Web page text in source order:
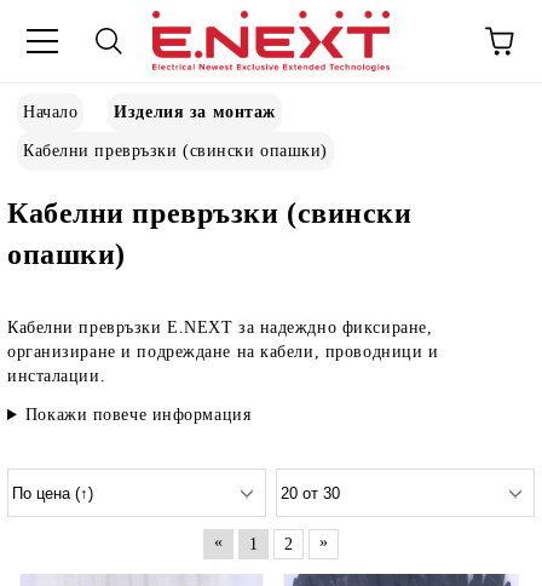
Начало Изделия за монтаж
Кабелни превръзки (свински опашки)
Кабелни превръзки (свински
опашки)
Кабелни превръзки E.NEXT за надеждно фиксиране,
организиране и подреждане на кабели, проводници и
инсталации.
Покажи повече информация
« 1 2 »